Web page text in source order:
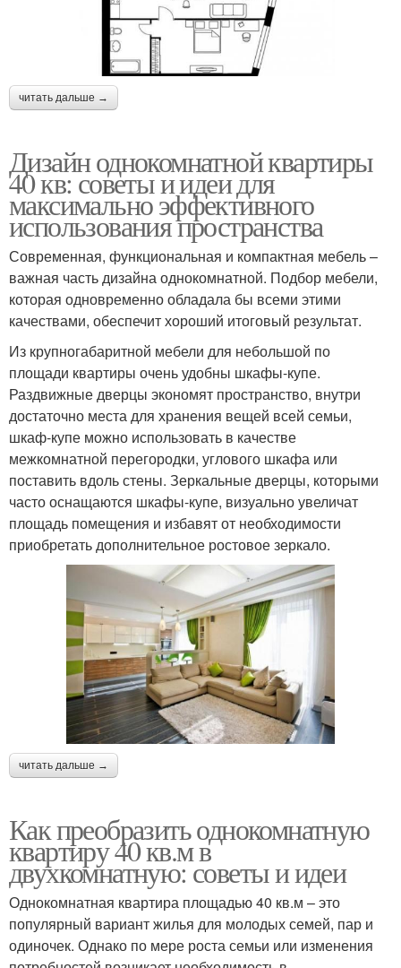
читать дальше →
Дизайн однокомнатной квартиры
40 кв: советы и идеи для
максимально эффективного
использования пространства
Современная, функциональная и компактная мебель –
важная часть дизайна однокомнатной. Подбор мебели,
которая одновременно обладала бы всеми этими
качествами, обеспечит хороший итоговый результат.
Из крупногабаритной мебели для небольшой по
площади квартиры очень удобны шкафы-купе.
Раздвижные дверцы экономят пространство, внутри
достаточно места для хранения вещей всей семьи,
шкаф-купе можно использовать в качестве
межкомнатной перегородки, углового шкафа или
поставить вдоль стены. Зеркальные дверцы, которыми
часто оснащаются шкафы-купе, визуально увеличат
площадь помещения и избавят от необходимости
приобретать дополнительное ростовое зеркало.
читать дальше →
Как преобразить однокомнатную
квартиру 40 кв.м в
двухкомнатную: советы и идеи
Однокомнатная квартира площадью 40 кв.м – это
популярный вариант жилья для молодых семей, пар и
одиночек. Однако по мере роста семьи или изменения